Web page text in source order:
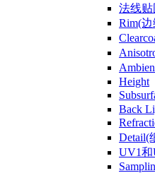
法线贴
Rim(
Height
Back
Detail(
UV1和